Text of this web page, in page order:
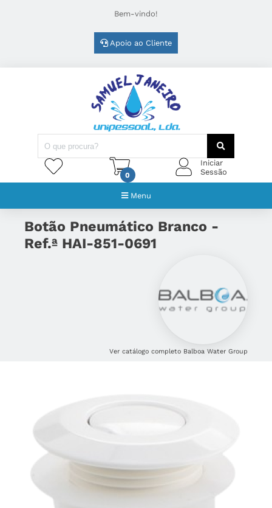
Bem-vindo!
Apoio ao Cliente
0
Iniciar
Sessão
Menu
Botão Pneumático Branco -
Ref.ª HAI-851-0691
Ver catálogo completo Balboa Water Group